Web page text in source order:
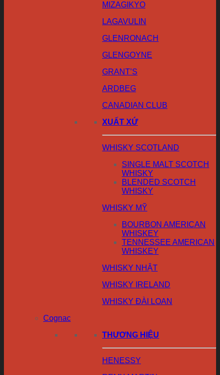
MIZAGIKYO
LAGAVULIN
GLENRONACH
GLENGOYNE
GRANT’S
ARDBEG
CANADIAN CLUB
XUẤT XỨ
WHISKY SCOTLAND
SINGLE MALT SCOTCH
WHISKY
BLENDED SCOTCH
WHISKY
WHISKY MỸ
BOURBON AMERICAN
WHISKEY
TENNESSEE AMERICAN
WHISKEY
WHISKY NHẬT
WHISKY IRELAND
WHISKY ĐÀI LOAN
Cognac
THƯƠNG HIỆU
HENESSY